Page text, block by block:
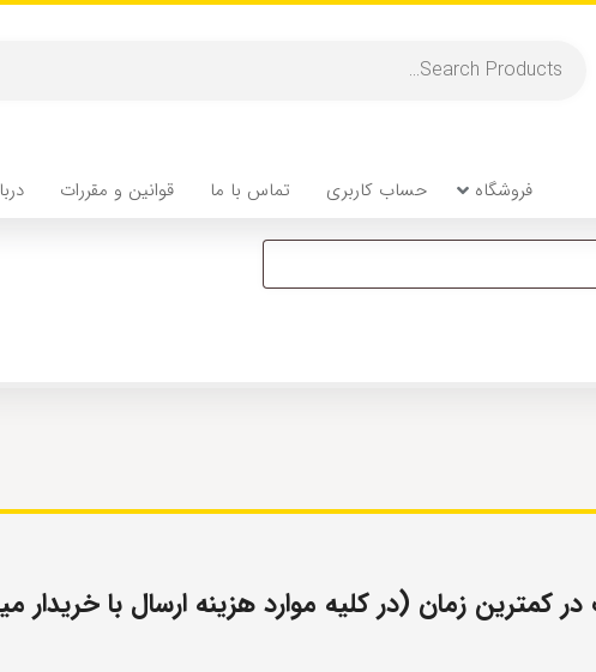
فروشگاه حساب کاربری تماس با ما قوانین و مقررات
یا آدرس ایمیل خود را وارد کنید. لینکی برای ایجاد رمز عبور جدید از
کمترین زمان (در کلیه موارد هزینه ارسال با خریدار